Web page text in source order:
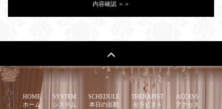
内容確認 ＞＞
HOME
ホーム
SYSTEM
システム
SCHEDULE
本日の出勤
THERAPIST
セラピスト
ACCESS
アクセス